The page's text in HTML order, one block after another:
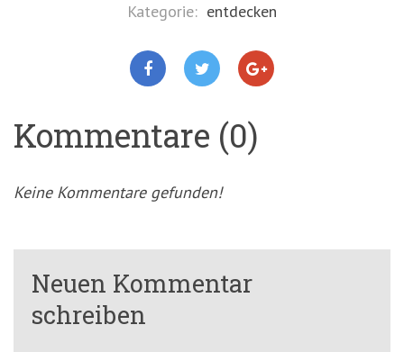
Kategorie: entdecken
Kommentare (0)
Keine Kommentare gefunden!
Neuen Kommentar
schreiben